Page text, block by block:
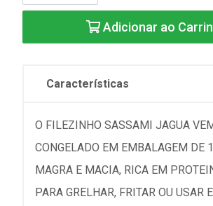
Adicionar ao
Características
O FILEZINHO SASSAMI JAGUA
CONGELADO EM EMBALAGEM DE
MAGRA E MACIA, RICA EM
PARA GRELHAR, FRITAR OU USAR